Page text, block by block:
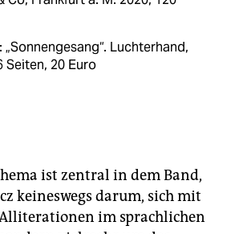
Luchterhand,
Seiten, 20 Euro
Berlin Verlag, Berlin 2020,
ist zentral in dem Band,
keineswegs darum, sich mit
im sprachlichen